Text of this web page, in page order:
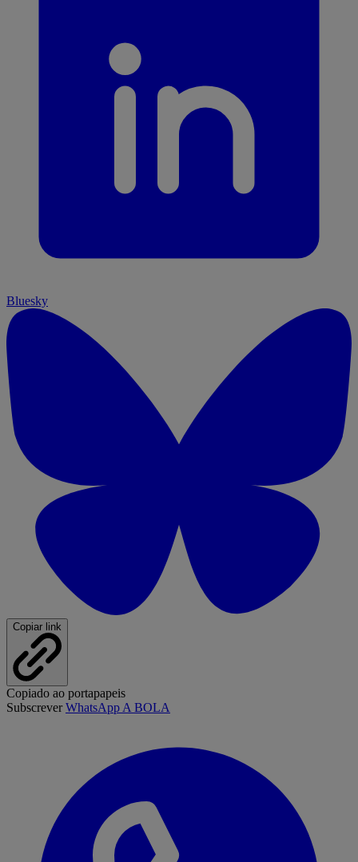
Bluesky
Copiar link
Copiado ao portapapeis
SubscreverWhatsApp A BOLA